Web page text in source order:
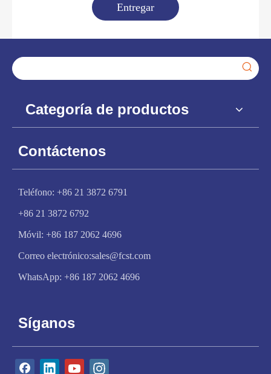
Entregar
Categoría de productos
Contáctenos
Teléfono: +86 21 3872 6791
+86 21 3872 6792
Móvil: +86 187 2062 4696
Correo electrónico:sales@fcst.com
WhatsApp: +86 187 2062 4696
Síganos